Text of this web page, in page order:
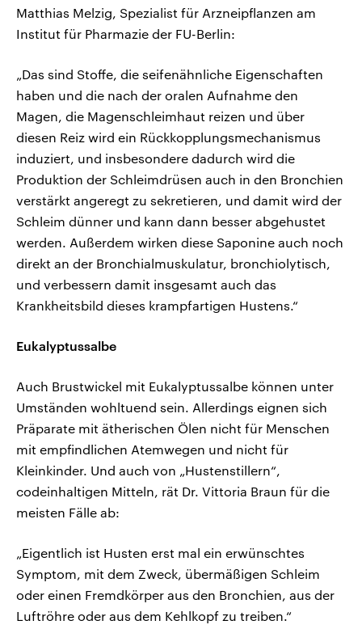
Matthias Melzig, Spezialist für Arzneipflanzen am
Institut für Pharmazie der FU-Berlin:
„Das sind Stoffe, die seifenähnliche Eigenschaften
haben und die nach der oralen Aufnahme den
Magen, die Magenschleimhaut reizen und über
diesen Reiz wird ein Rückkopplungsmechanismus
induziert, und insbesondere dadurch wird die
Produktion der Schleimdrüsen auch in den Bronchien
verstärkt angeregt zu sekretieren, und damit wird der
Schleim dünner und kann dann besser abgehustet
werden. Außerdem wirken diese Saponine auch noch
direkt an der Bronchialmuskulatur, bronchiolytisch,
und verbessern damit insgesamt auch das
Krankheitsbild dieses krampfartigen Hustens.“
Eukalyptussalbe
Auch Brustwickel mit Eukalyptussalbe können unter
Umständen wohltuend sein. Allerdings eignen sich
Präparate mit ätherischen Ölen nicht für Menschen
mit empfindlichen Atemwegen und nicht für
Kleinkinder. Und auch von „Hustenstillern“,
codeinhaltigen Mitteln, rät Dr. Vittoria Braun für die
meisten Fälle ab:
„Eigentlich ist Husten erst mal ein erwünschtes
Symptom, mit dem Zweck, übermäßigen Schleim
oder einen Fremdkörper aus den Bronchien, aus der
Luftröhre oder aus dem Kehlkopf zu treiben.“